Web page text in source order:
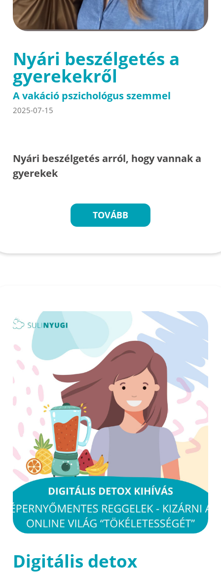
Nyári beszélgetés a
gyerekekről
A vakáció pszichológus szemmel
2025-07-15
Nyári beszélgetés arról, hogy vannak a
gyerekek
TOVÁBB
Digitális detox